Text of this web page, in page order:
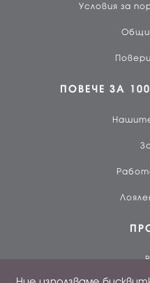
Условия за
Общи
ПОВЕЧЕ ЗА